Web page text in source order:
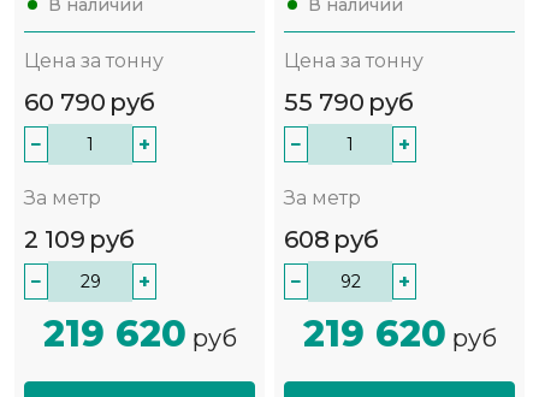
Цена за тонну
60 790 руб
− +
За метр
2 109 руб
− +
219 620 руб
Цена за тонну
55 790 руб
− +
За метр
608 руб
− +
219 620 руб